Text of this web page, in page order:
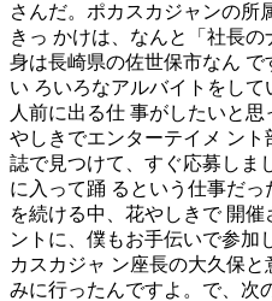
さんだ。ポカスカジャンの所
きっ かけは、なんと「社長
身は長崎県の佐世保市なん
い ろいろなアルバイトをし
人前に出る仕 事がしたいと
やしきでエンターテイメ ン
誌で見つけて、すぐ応募しま
に入って踊 るという仕事だ
を続ける中、花やしきで 開
ントに、僕もお手伝いで参加
カスカジャ ン座長の大久保
みに行ったんですよ。で、次